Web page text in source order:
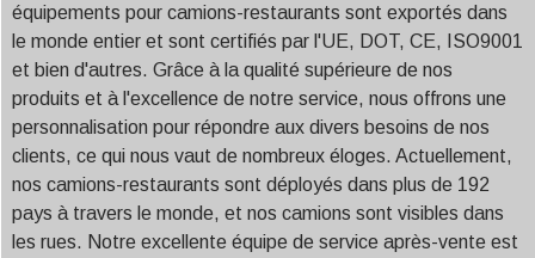
équipements pour camions-restaurants sont exportés dans
le monde entier et sont certifiés par l'UE, DOT, CE, ISO9001
et bien d'autres. Grâce à la qualité supérieure de nos
produits et à l'excellence de notre service, nous offrons une
personnalisation pour répondre aux divers besoins de nos
clients, ce qui nous vaut de nombreux éloges. Actuellement,
nos camions-restaurants sont déployés dans plus de 192
pays à travers le monde, et nos camions sont visibles dans
les rues. Notre excellente équipe de service après-vente est